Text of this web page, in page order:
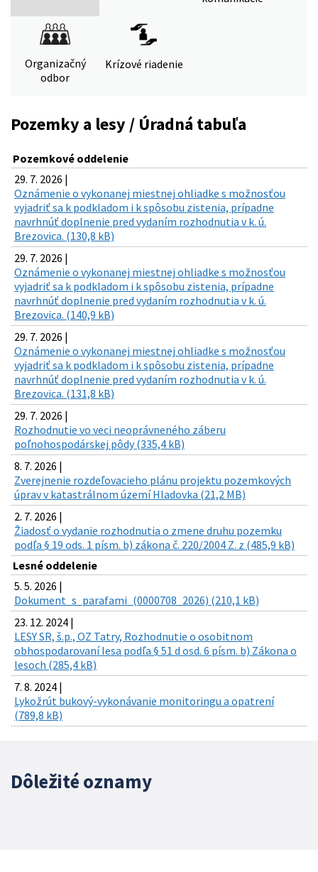
Organizačný
odbor
Krízové riadenie
Pozemky a lesy / Úradná tabuľa
Pozemkové oddelenie
29. 7. 2026 |
Oznámenie o vykonanej miestnej ohliadke s možnosťou
vyjadriť sa k podkladom i k spôsobu zistenia, prípadne
navrhnúť doplnenie pred vydaním rozhodnutia v k. ú.
Brezovica. (130,8 kB)
29. 7. 2026 |
Oznámenie o vykonanej miestnej ohliadke s možnosťou
vyjadriť sa k podkladom i k spôsobu zistenia, prípadne
navrhnúť doplnenie pred vydaním rozhodnutia v k. ú.
Brezovica. (140,9 kB)
29. 7. 2026 |
Oznámenie o vykonanej miestnej ohliadke s možnosťou
vyjadriť sa k podkladom i k spôsobu zistenia, prípadne
navrhnúť doplnenie pred vydaním rozhodnutia v k. ú.
Brezovica. (131,8 kB)
29. 7. 2026 |
Rozhodnutie vo veci neoprávneného záberu
poľnohospodárskej pôdy (335,4 kB)
8. 7. 2026 |
Zverejnenie rozdeľovacieho plánu projektu pozemkových
úprav v katastrálnom území Hladovka (21,2 MB)
2. 7. 2026 |
Žiadosť o vydanie rozhodnutia o zmene druhu pozemku
podľa § 19 ods. 1 písm. b) zákona č. 220/2004 Z. z (485,9 kB)
Lesné oddelenie
5. 5. 2026 |
Dokument_s_parafami_(0000708_2026) (210,1 kB)
23. 12. 2024 |
LESY SR, š.p., OZ Tatry, Rozhodnutie o osobitnom
obhospodarovaní lesa podľa § 51 d osd. 6 písm. b) Zákona o
lesoch (285,4 kB)
7. 8. 2024 |
Lykožrút bukový-vykonávanie monitoringu a opatrení
(789,8 kB)
Dôležité oznamy